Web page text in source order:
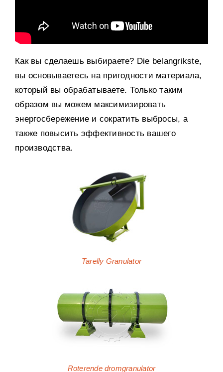
Как вы сделаешь выбираете? Die belangrikste,
вы основываетесь на пригодности материала,
который вы обрабатываете. Только таким
образом вы можем максимизировать
энергосбережение и сократить выбросы, а
также повысить эффективность вашего
производства.
Tarelly Granulator
Roterende dromgranulator